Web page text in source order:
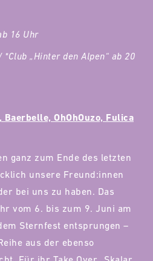
16 Uhr
„Hinter den Alpen“ ab 20
OhOhOuzo, Fulica
ganz zum Ende des letzten
unsere Freund:innen
bei uns zu haben. Das
vom 6. bis zum 9. Juni am
Sternfest entsprungen –
aus der ebenso